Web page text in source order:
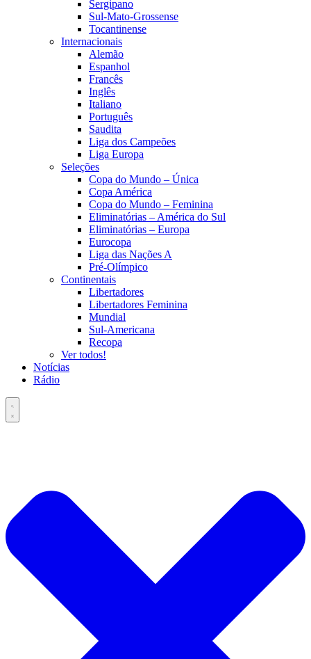
Sergipano
Sul-Mato-Grossense
Tocantinense
Internacionais
Alemão
Espanhol
Francês
Inglês
Italiano
Português
Saudita
Liga dos Campeões
Liga Europa
Seleções
Copa do Mundo – Única
Copa América
Copa do Mundo – Feminina
Eliminatórias – América do Sul
Eliminatórias – Europa
Eurocopa
Liga das Nações A
Pré-Olímpico
Continentais
Libertadores
Libertadores Feminina
Mundial
Sul-Americana
Recopa
Ver todos!
Notícias
Rádio